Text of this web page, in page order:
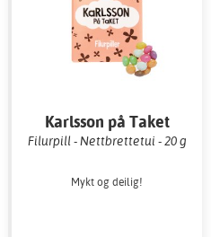
Karlsson på Taket
Filurpill - Nettbrettetui - 20 g
Mykt og deilig!